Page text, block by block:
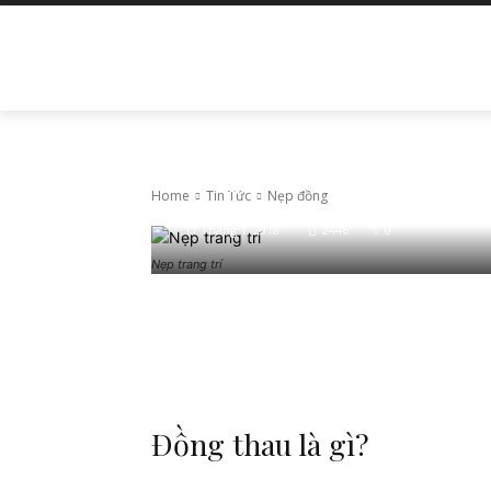
Home Tin Tức Nẹp đồng
Nẹp trang trí
11 Tháng 1, 2018 2446 0
Đồng thau là gì?